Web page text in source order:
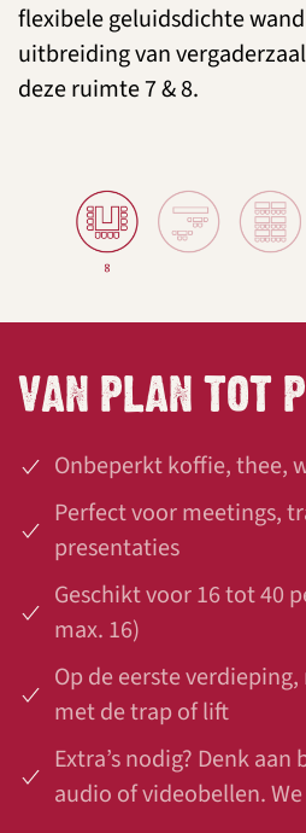
flexibele geluidsdichte
uitbreiding van
deze ruimte 7 & 8.
VAN PLAN TOT
Onbeperkt koffie, thee,
Perfect voor meetings,
presentaties
Geschikt voor 16 tot 40
max. 16)
Op de eerste
met de trap of lift
Extra’s nodig? Denk
audio of videobellen.